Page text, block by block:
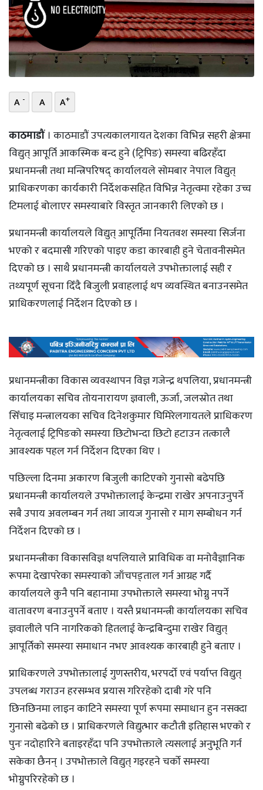
भिडियो
छापा
खोज
प्रोफाइल
विशेष
A - A A+
काठमाडौं। काठमाडौं उपत्यकालगायत देशका विभिन्न सहरी क्षेत्रमा
विद्युत् आपूर्ति आकस्मिक बन्द हुने (ट्रिपिङ) समस्या बढिरहँदा
प्रधानमन्त्री तथा मन्त्रिपरिषद् कार्यालयले सोमबार नेपाल विद्युत्
प्राधिकरणका कार्यकारी निर्देशकसहित विभिन्न नेतृत्वमा रहेका उच्च
टिमलाई बोलाएर समस्याबारे विस्तृत जानकारी लिएको छ ।
प्रधानमन्त्री कार्यालयले विद्युत् आपूर्तिमा नियतवश समस्या सिर्जना
भएको र बदमासी गरिएको पाइए कडा कारबाही हुने चेतावनीसमेत
दिएको छ । साथै प्रधानमन्त्री कार्यालयले उपभोक्तालाई सही र
तथ्यपूर्ण सूचना दिँदै बिजुली प्रवाहलाई थप व्यवस्थित बनाउनसमेत
प्राधिकरणलाई निर्देशन दिएको छ ।
प्रधानमन्त्रीका विकास व्यवस्थापन विज्ञ गजेन्द्र थपलिया, प्रधानमन्त्री
कार्यालयका सचिव तोयनारायण ज्ञवाली, ऊर्जा, जलस्रोत तथा
सिँचाइ मन्त्रालयका सचिव दिनेशकुमार घिमिरेलगायतले प्राधिकरण
नेतृत्वलाई ट्रिपिङको समस्या छिटोभन्दा छिटो हटाउन तत्कालै
आवश्यक पहल गर्न निर्देशन दिएका थिए ।
पछिल्ला दिनमा अकारण बिजुली काटिएको गुनासो बढेपछि
प्रधानमन्त्री कार्यालयले उपभोक्तालाई केन्द्रमा राखेर अपनाउनुपर्ने
सबै उपाय अवलम्बन गर्न तथा जायज गुनासो र माग सम्बोधन गर्न
निर्देशन दिएको छ ।
प्रधानमन्त्रीका विकासविज्ञ थपलियाले प्राविधिक वा मनोवैज्ञानिक
रूपमा देखापरेका समस्याको जाँचपड्ताल गर्न आग्रह गर्दै
कार्यालयले कुनै पनि बहानामा उपभोक्ताले समस्या भोग्नु नपर्ने
वातावरण बनाउनुपर्ने बताए । यस्तै प्रधानमन्त्री कार्यालयका सचिव
ज्ञवालीले पनि नागरिकको हितलाई केन्द्रबिन्दुमा राखेर विद्युत्
आपूर्तिको समस्या समाधान नभए आवश्यक कारबाही हुने बताए ।
प्राधिकरणले उपभोक्तालाई गुणस्तरीय, भरपर्दो एवं पर्याप्त विद्युत्
उपलब्ध गराउन हरसम्भव प्रयास गरिरहेको दाबी गरे पनि
छिनछिनमा लाइन काटिने समस्या पूर्ण रूपमा समाधान हुन नसक्दा
गुनासो बढेको छ । प्राधिकरणले विद्युत्भार कटौती इतिहास भएको र
पुनः नदोहारिने बताइरहँदा पनि उपभोक्ताले त्यसलाई अनुभूति गर्न
सकेका छैनन् । उपभोक्ताले विद्युत् गइरहने चर्को समस्या
भोग्नुपरिरहेको छ ।